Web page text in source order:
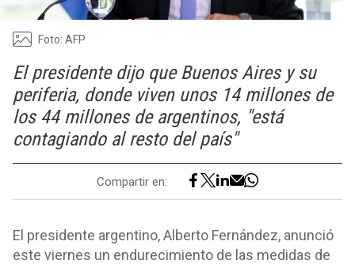
Foto: AFP
El presidente dijo que Buenos Aires y su
periferia, donde viven unos 14 millones de
los 44 millones de argentinos, "está
contagiando al resto del país"
Compartir en:
El presidente argentino, Alberto Fernández, anunció
este viernes un endurecimiento de las medidas de